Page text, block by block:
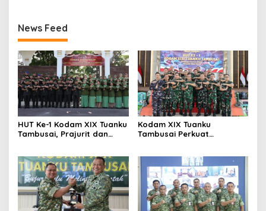
News Feed
HUT Ke-1 Kodam XIX Tuanku
Tambusai, Prajurit dan
Kusuma Dharma
Kodam XIX Tuanku
Tambusai Perkuat